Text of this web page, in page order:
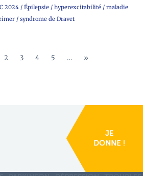
2024 / Épilepsie / hyperexcitabilité / maladie
/ syndrome de Dravet
2 3 4 5 …
»